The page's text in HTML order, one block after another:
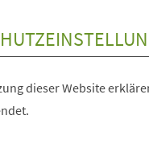
dieser Website